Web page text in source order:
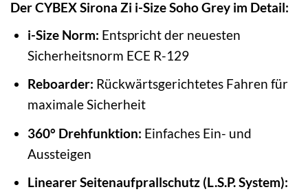
Der CYBEX Sirona Zi i-Size Soho Grey im Detail:
i-Size Norm: Entspricht der neuesten
Sicherheitsnorm ECE R-129
Reboarder: Rückwärtsgerichtetes Fahren für
maximale Sicherheit
360° Drehfunktion: Einfaches Ein- und
Aussteigen
Linearer Seitenaufprallschutz (L.S.P. System):